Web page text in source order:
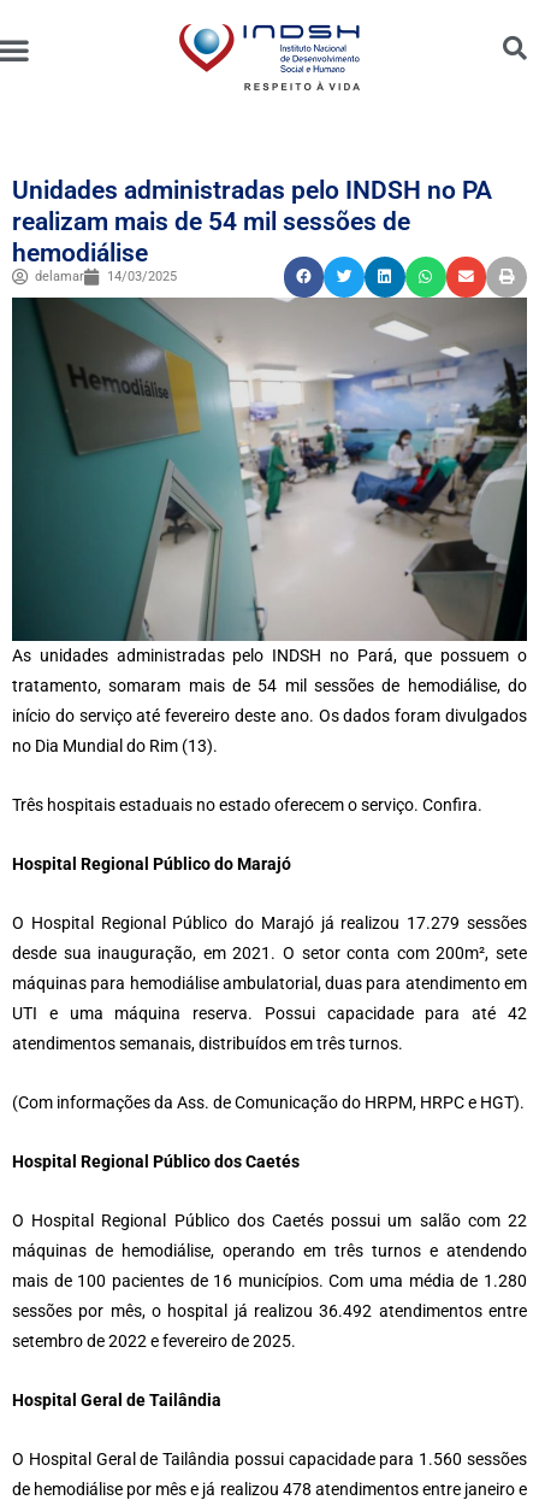
Unidades administradas pelo INDSH no PA
realizam mais de 54 mil sessões de
hemodiálise
delamar 14/03/2025
As unidades administradas pelo INDSH no Pará, que possuem o
tratamento, somaram mais de 54 mil sessões de hemodiálise, do
início do serviço até fevereiro deste ano. Os dados foram divulgados
no Dia Mundial do Rim (13).
Três hospitais estaduais no estado oferecem o serviço. Confira.
Hospital Regional Público do Marajó
O Hospital Regional Público do Marajó já realizou 17.279 sessões
desde sua inauguração, em 2021. O setor conta com 200m², sete
máquinas para hemodiálise ambulatorial, duas para atendimento em
UTI e uma máquina reserva. Possui capacidade para até 42
atendimentos semanais, distribuídos em três turnos.
(Com informações da Ass. de Comunicação do HRPM, HRPC e HGT).
Hospital Regional Público dos Caetés
O Hospital Regional Público dos Caetés possui um salão com 22
máquinas de hemodiálise, operando em três turnos e atendendo
mais de 100 pacientes de 16 municípios. Com uma média de 1.280
sessões por mês, o hospital já realizou 36.492 atendimentos entre
setembro de 2022 e fevereiro de 2025.
Hospital Geral de Tailândia
O Hospital Geral de Tailândia possui capacidade para 1.560 sessões
de hemodiálise por mês e já realizou 478 atendimentos entre janeiro e